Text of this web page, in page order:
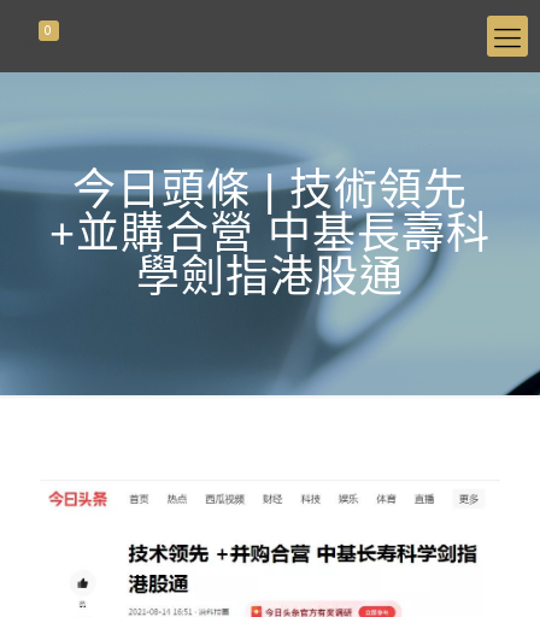
0
今日頭條 | 技術領先
+並購合營 中基長壽科
學劍指港股通